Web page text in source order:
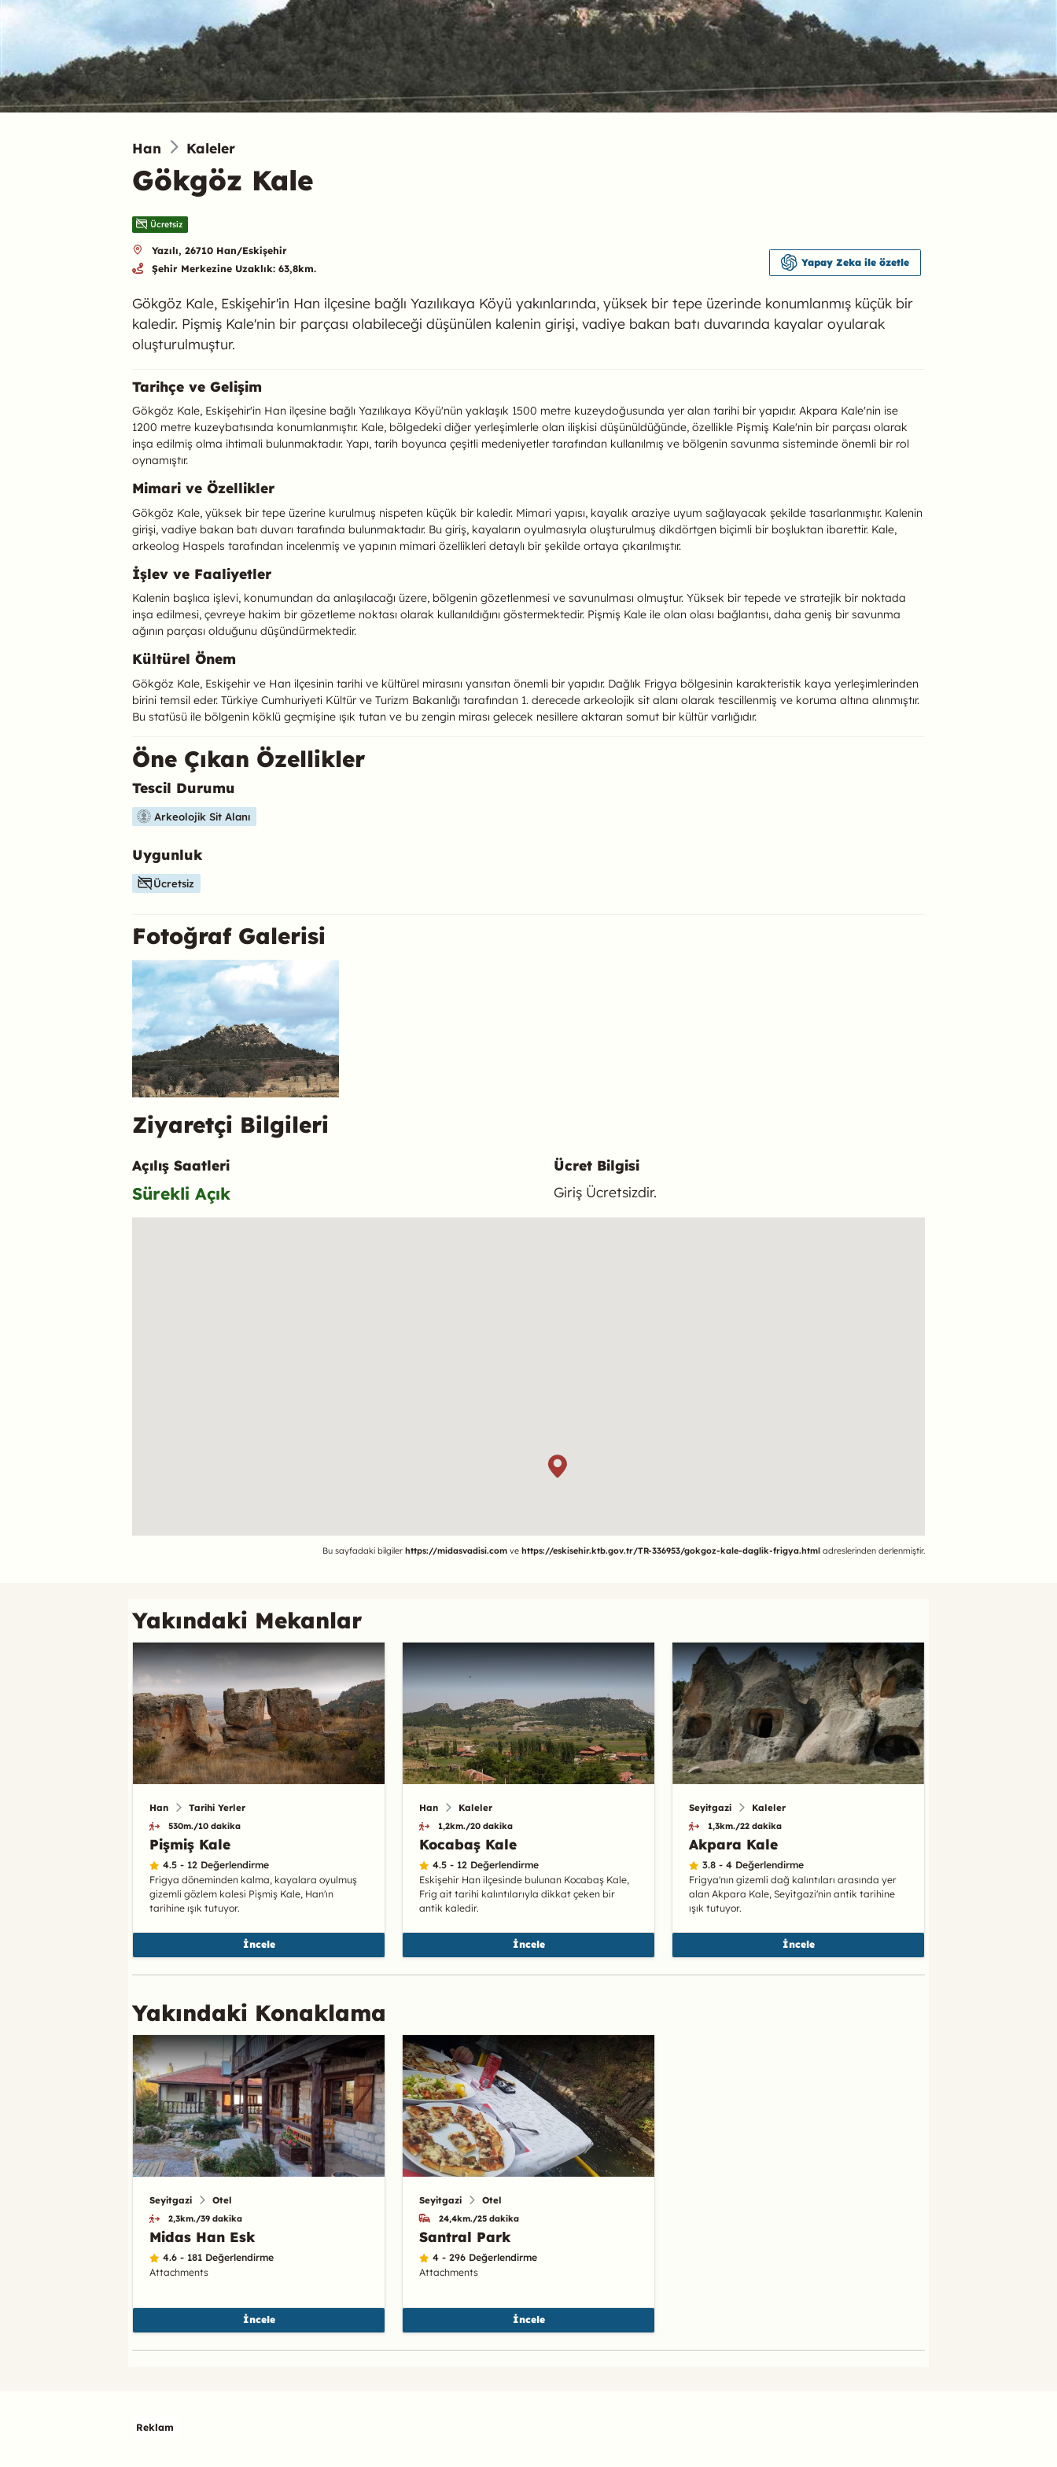
Han Kaleler
Gökgöz Kale
Gökgöz Kale, Eskişehir'in Han ilçesine bağlı Yazılıkaya Köyü yakınlarında, yüksek bir tepe üzerinde konumlanmış küçük bir
kaledir. Pişmiş Kale'nin bir parçası olabileceği düşünülen kalenin girişi, vadiye bakan batı duvarında kayalar oyularak
oluşturulmuştur.
Ücretsiz
Yazılı, 26710 Han/Eskişehir
Şehir Merkezine Uzaklık: 63,8km.
Yapay Zeka ile özetle
Gökgöz Kale Hakkında
Tarihçe ve Gelişim
Gökgöz Kale, Eskişehir'in Han ilçesine bağlı Yazılıkaya Köyü'nün yaklaşık 1500 metre kuzeydoğusunda yer alan tarihi bir yapıdır. Akpara Kale'nin ise
1200 metre kuzeybatısında konumlanmıştır. Kale, bölgedeki diğer yerleşimlerle olan ilişkisi düşünüldüğünde, özellikle Pişmiş Kale'nin bir parçası olarak
inşa edilmiş olma ihtimali bulunmaktadır. Yapı, tarih boyunca çeşitli medeniyetler tarafından kullanılmış ve bölgenin savunma sisteminde önemli bir rol
oynamıştır.
Mimari ve Özellikler
Gökgöz Kale, yüksek bir tepe üzerine kurulmuş nispeten küçük bir kaledir. Mimari yapısı, kayalık araziye uyum sağlayacak şekilde tasarlanmıştır. Kalenin
girişi, vadiye bakan batı duvarı tarafında bulunmaktadır. Bu giriş, kayaların oyulmasıyla oluşturulmuş dikdörtgen biçimli bir boşluktan ibarettir. Kale,
arkeolog Haspels tarafından incelenmiş ve yapının mimari özellikleri detaylı bir şekilde ortaya çıkarılmıştır.
İşlev ve Faaliyetler
Kalenin başlıca işlevi, konumundan da anlaşılacağı üzere, bölgenin gözetlenmesi ve savunulması olmuştur. Yüksek bir tepede ve stratejik bir noktada
inşa edilmesi, çevreye hakim bir gözetleme noktası olarak kullanıldığını göstermektedir. Pişmiş Kale ile olan olası bağlantısı, daha geniş bir savunma
ağının parçası olduğunu düşündürmektedir.
Kültürel Önem
Gökgöz Kale, Eskişehir ve Han ilçesinin tarihi ve kültürel mirasını yansıtan önemli bir yapıdır. Dağlık Frigya bölgesinin karakteristik kaya yerleşimlerinden
birini temsil eder. Türkiye Cumhuriyeti Kültür ve Turizm Bakanlığı tarafından 1. derecede arkeolojik sit alanı olarak tescillenmiş ve koruma altına alınmıştır.
Bu statüsü ile bölgenin köklü geçmişine ışık tutan ve bu zengin mirası gelecek nesillere aktaran somut bir kültür varlığıdır.
Öne Çıkan Özellikler
Bu mekanın öne çıkan özelliklerini aşağıda bulabilirsiniz.
Tescil Durumu
Arkeolojik Sit Alanı
Uygunluk
Ücretsiz
Fotoğraf Galerisi
Ziyaretçi Bilgileri
Açılış Saatleri
Sürekli Açık
Ücret Bilgisi
Giriş Ücretsizdir.
Bu sayfadaki bilgiler https://midasvadisi.com ve https://eskisehir.ktb.gov.tr/TR-336953/gokgoz-kale-daglik-frigya.html adreslerinden derlenmiştir.
Yakındaki Mekanlar
Han Tarihi Yerler
530m./10 dakika
Pişmiş Kale
4.5 - 12 Değerlendirme
Frigya döneminden kalma, kayalara oyulmuş
gizemli gözlem kalesi Pişmiş Kale, Han'ın
tarihine ışık tutuyor.
İncele
Han Kaleler
1,2km./20 dakika
Kocabaş Kale
4.5 - 12 Değerlendirme
Eskişehir Han ilçesinde bulunan Kocabaş Kale,
Frig ait tarihi kalıntılarıyla dikkat çeken bir
antik kaledir.
İncele
Seyitgazi Kaleler
1,3km./22 dakika
Akpara Kale
3.8 - 4 Değerlendirme
Frigya'nın gizemli dağ kalıntıları arasında yer
alan Akpara Kale, Seyitgazi'nin antik tarihine
ışık tutuyor.
İncele
Yakındaki Konaklama
Seyitgazi Otel
2,3km./39 dakika
Midas Han Esk
4.6 - 181 Değerlendirme
Attachments
İncele
Seyitgazi Otel
24,4km./25 dakika
Santral Park
4 - 296 Değerlendirme
Attachments
İncele
Reklam